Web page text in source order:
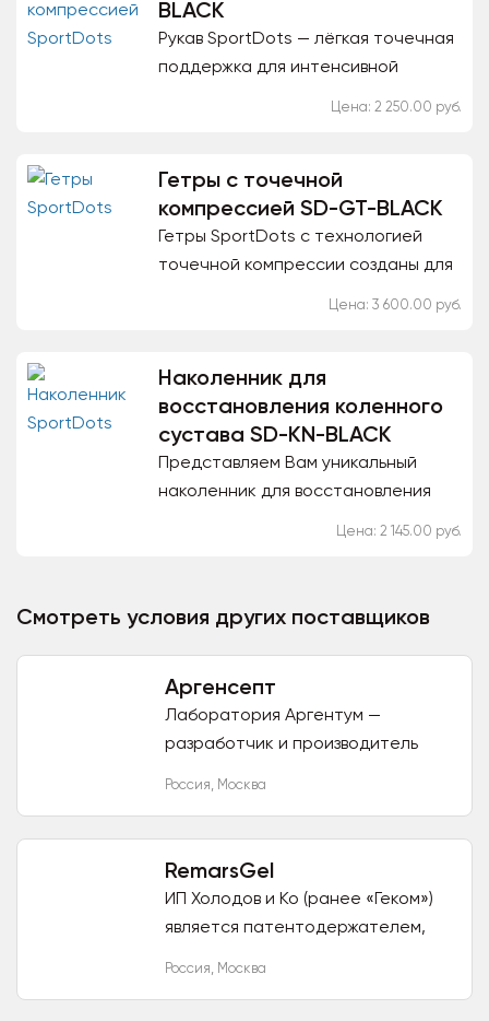
BLACK
Рукав SportDots — лёгкая точечная
поддержка для интенсивной
Цена: 2 250.00 руб.
Гетры с точечной
компрессией SD-GT-BLACK
Гетры SportDots с технологией
точечной компрессии созданы для
Цена: 3 600.00 руб.
Наколенник для
восстановления коленного
сустава SD-KN-BLACK
Представляем Вам уникальный
наколенник для восстановления
Цена: 2 145.00 руб.
Смотреть условия других поставщиков
Аргенсепт
Лаборатория Аргентум —
разработчик и производитель
Россия, Москва
RemarsGel
ИП Холодов и Ко (ранее «Геком»)
является патентодержателем,
Россия, Москва